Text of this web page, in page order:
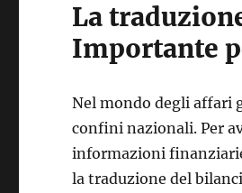
La
Importante
Nel mondo degli affari
confini nazionali. Per
informazioni
la traduzione del